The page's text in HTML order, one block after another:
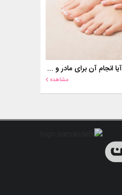
کاشت ناخن در بارداری؛ آیا انجام آن برای مادر و جنین خطر دارد؟
مشاهده